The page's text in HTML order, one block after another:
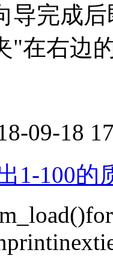
导完成
"在右边
09-18
1-100的